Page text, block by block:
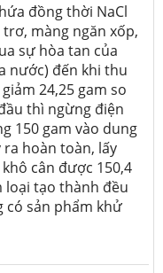
đồng thời NaCl
màng ngăn xốp,
sự hòa tan của
nước) đến khi thu
24,25 gam so
thì ngừng điện
150 gam vào dung
ra hoàn toàn, lấy
cân được 150,4
loại tạo thành đều
có sản phẩm khử